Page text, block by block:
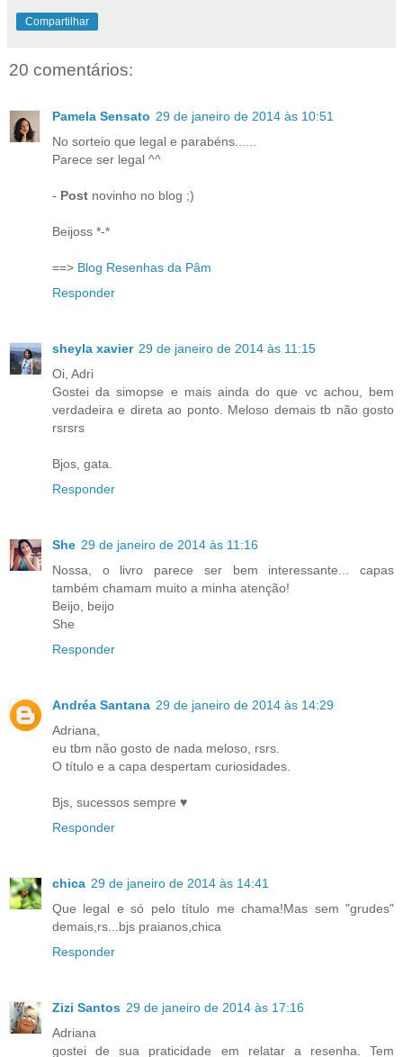
Compartilhar
20 comentários:
Pamela Sensato 29 de janeiro de 2014 às 10:51
No sorteio que legal e parabéns......
Parece ser legal ^^
- Post novinho no blog ;)
Beijoss *-*
==> Blog Resenhas da Pâm
Responder
sheyla xavier 29 de janeiro de 2014 às 11:15
Oi, Adri
Gostei da simopse e mais ainda do que vc achou, bem
verdadeira e direta ao ponto. Meloso demais tb não gosto
rsrsrs
Bjos, gata.
Responder
She 29 de janeiro de 2014 às 11:16
Nossa, o livro parece ser bem interessante... capas
também chamam muito a minha atenção!
Beijo, beijo
She
Responder
Andréa Santana 29 de janeiro de 2014 às 14:29
Adriana,
eu tbm não gosto de nada meloso, rsrs.
O título e a capa despertam curiosidades.
Bjs, sucessos sempre ♥
Responder
chica 29 de janeiro de 2014 às 14:41
Que legal e só pelo título me chama!Mas sem "grudes"
demais,rs...bjs praianos,chica
Responder
Zizi Santos 29 de janeiro de 2014 às 17:16
Adriana
gostei de sua praticidade em relatar a resenha. Tem